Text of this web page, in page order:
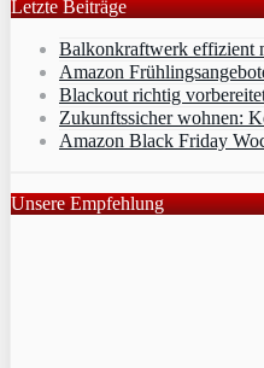
Letzte Beiträge
Balkonkraftwerk effizient
Amazon
Blackout richtig
Zukunftssicher wohnen:
Amazon Black Friday
Unsere Empfehlung